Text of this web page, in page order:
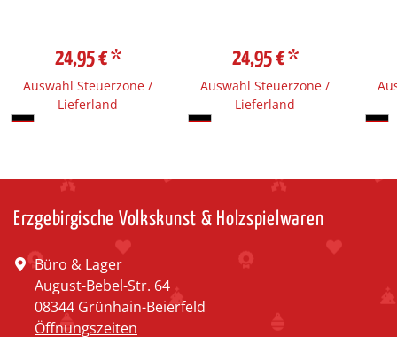
24,95 €*
Auswahl Steuerzone /
Lieferland
24,95 €*
Auswahl Steuerzone /
Lieferland
Erzgebirgische Volkskunst & Holzspielwaren
Büro & Lager
August-Bebel-Str. 64
08344 Grünhain-Beierfeld
Öffnungszeiten